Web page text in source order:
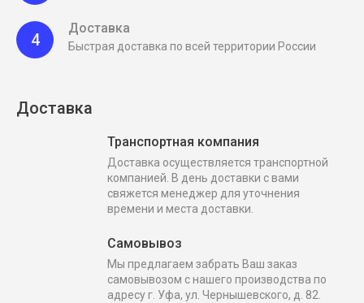
4
Доставка
Быстрая доставка по всей территории России
Доставка
Транспортная компания
Доставка осуществляется транспортной
компанией. В день доставки с вами
свяжется менеджер для уточнения
времени и места доставки.
Самовывоз
Мы предлагаем забрать Ваш заказ
самовывозом с нашего производства по
адресу г. Уфа, ул. Чернышевского, д. 82.